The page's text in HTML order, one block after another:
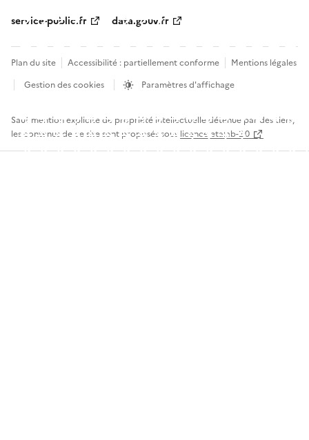
service-public.fr data.gouv.fr
Plan du site Accessibilité : partiellement conforme
Mentions légales
Gestion des cookies
Paramètres d'affichage
Sauf mention explicite de propriété intellectuelle détenue par des tiers,
les contenus de ce site sont proposés sous licence etalab-2.0